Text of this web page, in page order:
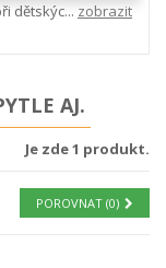
dětskýc... zobrazit
AJ.
Je zde 1 produkt.
POROVNAT (0)